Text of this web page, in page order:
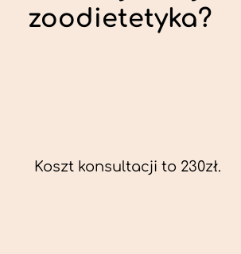
zoodietetyka?
Koszt konsultacji to 230zł.